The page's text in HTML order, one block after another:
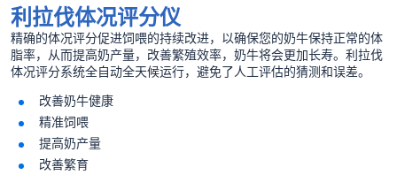
利拉伐体况评分仪
精确的体况评分促进饲喂的持续改进，以确保您的奶牛保持正常的体
脂率，从而提高奶产量，改善繁殖效率，奶牛将会更加长寿。利拉伐
体况评分系统全自动全天候运行，避免了人工评估的猜测和误差。
改善奶牛健康
精准饲喂
提高奶产量
改善繁育